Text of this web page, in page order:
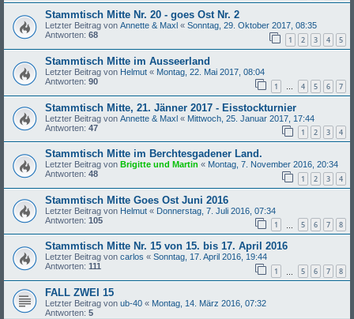
Stammtisch Mitte Nr. 20 - goes Ost Nr. 2
Letzter Beitrag von Annette & Maxl « Sonntag, 29. Oktober 2017, 08:35
Antworten: 68 1 2 3 4 5
Stammtisch Mitte im Ausseerland
Letzter Beitrag von Helmut « Montag, 22. Mai 2017, 08:04
Antworten: 90 1 … 4 5 6 7
Stammtisch Mitte, 21. Jänner 2017 - Eisstockturnier
Letzter Beitrag von Annette & Maxl « Mittwoch, 25. Januar 2017, 17:44
Antworten: 47 1 2 3 4
Stammtisch Mitte im Berchtesgadener Land.
Letzter Beitrag von Brigitte und Martin « Montag, 7. November 2016, 20:34
Antworten: 48 1 2 3 4
Stammtisch Mitte Goes Ost Juni 2016
Letzter Beitrag von Helmut « Donnerstag, 7. Juli 2016, 07:34
Antworten: 105 1 5 6 7 8
Stammtisch Mitte Nr. 15 von 15. bis 17. April 2016
Letzter Beitrag von carlos « Sonntag, 17. April 2016, 19:44
Antworten: 111 1 5 6 7 8
FALL ZWEI 15
Letzter Beitrag von ub-40 « Montag, 14. März 2016, 07:32
Antworten: 5